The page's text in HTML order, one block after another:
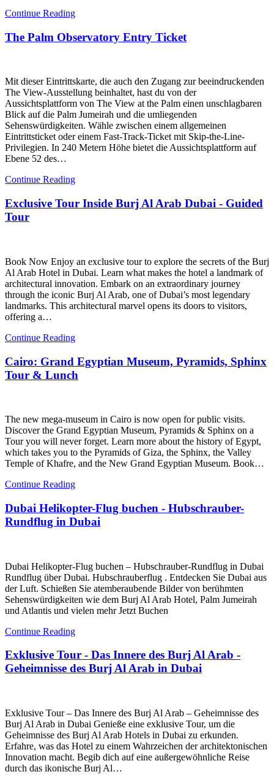
Continue Reading
The Palm Observatory Entry Ticket
Mit dieser Eintrittskarte, die auch den Zugang zur beeindruckenden
The View-Ausstellung beinhaltet, hast du von der
Aussichtsplattform von The View at the Palm einen unschlagbaren
Blick auf die Palm Jumeirah und die umliegenden
Sehenswürdigkeiten. Wähle zwischen einem allgemeinen
Eintrittsticket oder einem Fast-Track-Ticket mit Skip-the-Line-
Privilegien. In 240 Metern Höhe bietet die Aussichtsplattform auf
Ebene 52 des…
Continue Reading
Exclusive Tour Inside Burj Al Arab Dubai - Guided
Tour
Book Now Enjoy an exclusive tour to explore the secrets of the Burj
Al Arab Hotel in Dubai. Learn what makes the hotel a landmark of
architectural innovation. Embark on an extraordinary journey
through the iconic Burj Al Arab, one of Dubai’s most legendary
landmarks. This architectural marvel opens its doors to visitors,
offering a…
Continue Reading
Cairo: Grand Egyptian Museum, Pyramids, Sphinx
Tour & Lunch
The new mega-museum in Cairo is now open for public visits.
Discover the Grand Egyptian Museum, Pyramids & Sphinx on a
Tour you will never forget. Learn more about the history of Egypt,
which takes you to the Pyramids of Giza, the Sphinx, the Valley
Temple of Khafre, and the New Grand Egyptian Museum. Book…
Continue Reading
Dubai Helikopter-Flug buchen - Hubschrauber-
Rundflug in Dubai
Dubai Helikopter-Flug buchen – Hubschrauber-Rundflug in Dubai
Rundflug über Dubai. Hubschrauberflug . Entdecken Sie Dubai aus
der Luft. Schießen Sie atemberaubende Bilder von berühmten
Sehenswürdigkeiten wie dem Burj Al Arab Hotel, Palm Jumeirah
und Atlantis und vielen mehr Jetzt Buchen
Continue Reading
Exklusive Tour - Das Innere des Burj Al Arab -
Geheimnisse des Burj Al Arab in Dubai
Exklusive Tour – Das Innere des Burj Al Arab – Geheimnisse des
Burj Al Arab in Dubai Genieße eine exklusive Tour, um die
Geheimnisse des Burj Al Arab Hotels in Dubai zu erkunden.
Erfahre, was das Hotel zu einem Wahrzeichen der architektonischen
Innovation macht. Begib dich auf eine außergewöhnliche Reise
durch das ikonische Burj Al…